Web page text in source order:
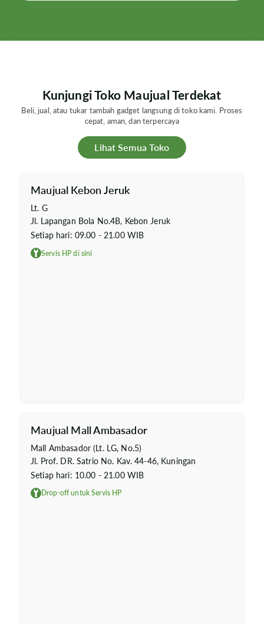
Kunjungi Toko Maujual Terdekat
Beli, jual, atau tukar tambah gadget langsung di toko kami. Proses
cepat, aman, dan terpercaya
Lihat Semua Toko
Maujual Kebon Jeruk
Lt. G
Jl. Lapangan Bola No.4B, Kebon Jeruk
Setiap hari: 09.00 - 21.00 WIB
Servis HP di sini
Maujual Mall Ambasador
Mall Ambasador (Lt. LG, No.5)
Jl. Prof. DR. Satrio No. Kav. 44-46, Kuningan
Setiap hari: 10.00 - 21.00 WIB
Drop-off untuk Servis HP